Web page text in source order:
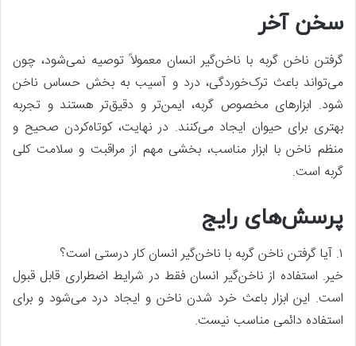
سخن آخر
گرفتن ناخن گربه با ناخن‌گیر انسان معمولاً توصیه نمی‌شود، چون
می‌تواند باعث ترک‌خوردگی، درد و آسیب به بخش حساس ناخن
شود. ابزارهای مخصوص گربه، ایمن‌تر و دقیق‌تر هستند و تجربه
بهتری برای حیوان ایجاد می‌کنند. در نهایت، کوتاه‌کردن صحیح و
منظم ناخن با ابزار مناسب، بخشی مهم از مراقبت و سلامت کلی
گربه است.
پرسش‌های رایج
۱. آیا گرفتن ناخن گربه با ناخن‌گیر انسان کار درستی است؟
خیر. استفاده از ناخن‌گیر انسان فقط در شرایط اضطراری قابل قبول
است. این ابزار باعث خرد شدن ناخن و ایجاد درد می‌شود و برای
استفاده دائمی مناسب نیست.